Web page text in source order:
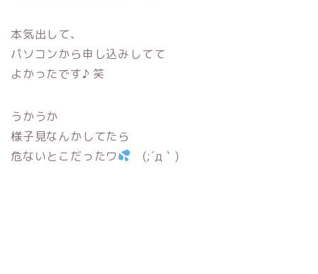
本気出して、
パソコンから申し込みしてて
よかったです♪ 笑
うかうか
様子見なんかしてたら
危ないとこだったワ
(;´д｀)